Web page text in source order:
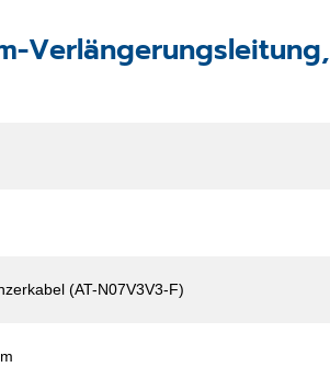
Verlängerungsleitung,
(AT-N07V3V3-F)